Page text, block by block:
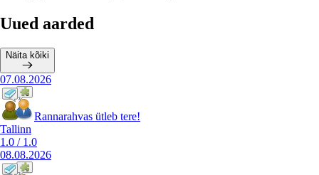
Uued aarded
Näita kõiki
07.08.2026
Rannarahvas ütleb tere!
Tallinn
1.0 / 1.0
08.08.2026